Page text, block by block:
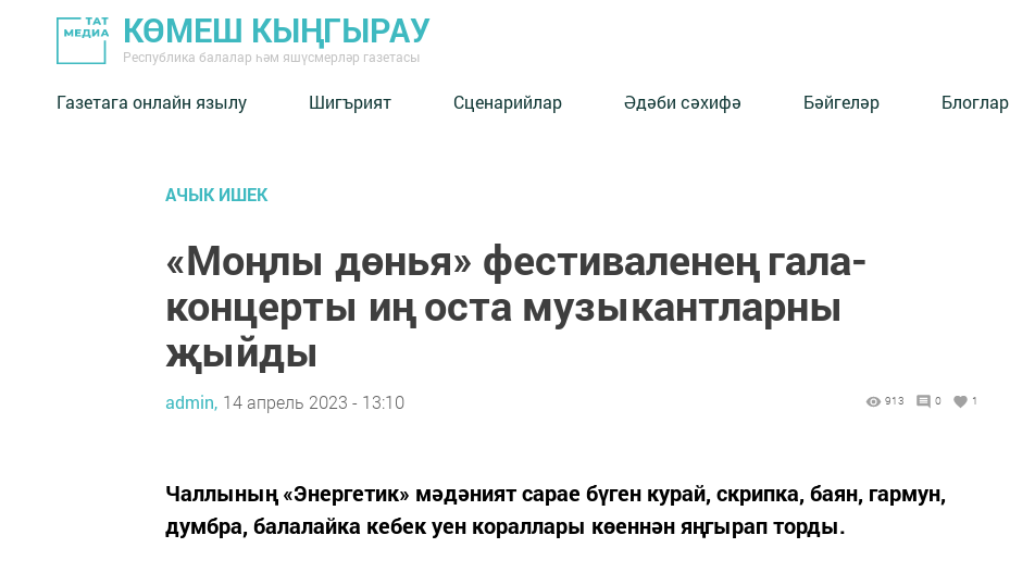
КӨМЕШ КЫҢГЫРАУ
Республика балалар һәм яшүсмерләр газетасы
Газетага онлайн язылу Шигърият Сценарийлар Әдәби сәхифә Бәйгеләр Блоглар
АЧЫК ИШЕК
«Моңлы дөнья» фестиваленең гала-
концерты иң оста музыкантларны
җыйды
admin, 14 апрель 2023 - 13:10 913 0 1
Чаллының «Энергетик» мәдәният сарае бүген курай, скрипка, баян, гармун,
думбра, балалайка кебек уен кораллары көеннән яңгырап торды.